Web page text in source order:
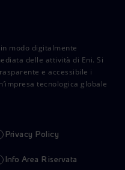
modo digitalmente
delle attività di Eni. Si
e accessibile i
tecnologica globale
Privacy Policy
Info Area Riservata